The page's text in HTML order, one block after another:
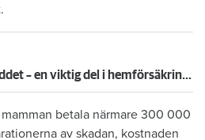
Ansvarsskyddet – en viktig del i hemförsäkringen
betala närmare 300 000
av skadan, kostnaden